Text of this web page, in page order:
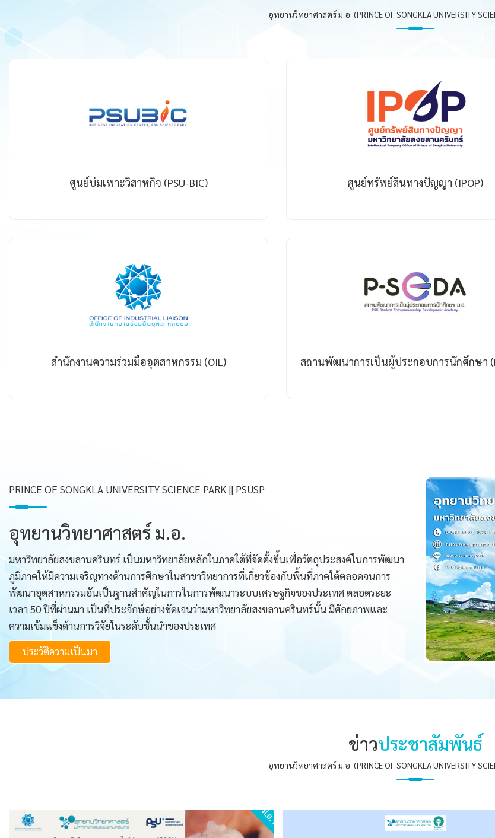
อุทยานวิทยาศาสตร์ ม.อ. (PRINCE OF SONGKLA UNIVERSITY
ศูนย์บ่มเพาะวิสาหกิจ (PSU-BIC) ศูนย์ทรัพย์สินทางปัญญา (IPOP)
สำนักงานความร่วมมืออุตสาหกรรม (OIL) สถานพัฒนาการเป็นผู้ประกอบการนักศึกษา
PRINCE OF SONGKLA UNIVERSITY SCIENCE PARK || PSUSP
อุทยานวิทยาศาสตร์ ม.อ.
มหาวิทยาลัยสงขลานครินทร์ เป็นมหาวิทยาลัยหลักในภาคใต้ที่จัดตั้งขึ้นเพื่อวัตถุประสงค์ในการพัฒนา
ภูมิภาคให้มีความเจริญทางด้านการศึกษาในสาขาวิทยาการที่เกี่ยวข้องกับพื้นที่ภาคใต้ตลอดจนการ
พัฒนาอุตสาหกรรมอันเป็นฐานสำคัญในการในการพัฒนาระบบเศรษฐกิจของประเทศ ตลอดระยะ
เวลา 50 ปีที่ผ่านมา เป็นที่ประจักษ์อย่างชัดเจนว่ามหาวิทยาลัยสงขลานครินทร์นั้น มีศักยภาพและ
ความเข้มแข็งด้านการวิจัยในระดับชั้นนำของประเทศ
ประวัติความเป็นมา
Youtube Video
ข่าวประชาสัมพันธ์
อุทยานวิทยาศาสตร์ ม.อ. (PRINCE OF SONGKLA UNIVERSITY
5 มิ.ย. 2565